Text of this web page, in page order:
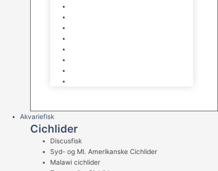
Akvariefisk
Cichlider
Discusfisk
Syd- og Ml. Amerikanske Cichlider
Malawi cichlider